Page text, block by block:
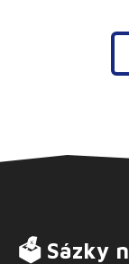
🗳 Sázky